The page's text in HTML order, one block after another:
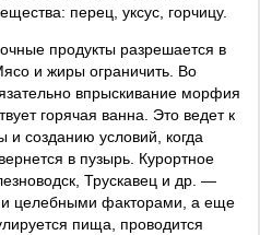
перец, уксус, горчицу.
продукты разрешается в
и жиры ограничить. Во
впрыскивание морфия
горячая ванна. Это ведет к
и созданию условий, когда
в пузырь. Курортное
Трускавец и др. —
и целебными факторами, а еще
пища, проводится